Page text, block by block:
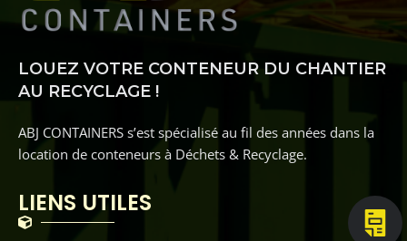
LOUEZ VOTRE CONTENEUR DU CHANTIER
AU RECYCLAGE !
ABJ CONTAINERS s’est spécialisé au fil des années dans la
location de conteneurs à Déchets & Recyclage.
LIENS UTILES